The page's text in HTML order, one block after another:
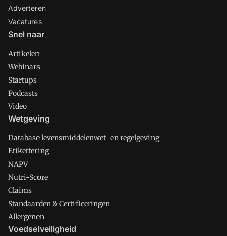
Adverteren
Vacatures
Snel naar
Artikelen
Webinars
Startups
Podcasts
Video
Wetgeving
Database levensmiddelenwet- en regelgeving
Etikettering
NAPV
Nutri-Score
Claims
Standaarden & Certificeringen
Allergenen
Voedselveiligheid